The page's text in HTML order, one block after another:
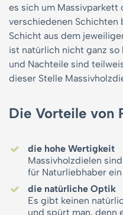
es sich um Massivparkett
verschiedenen
Schicht aus dem
ist natürlich nicht ganz
und Nachteile sind
dieser Stelle
Die Vorteile von
die hohe Wertigkeit
Massivholzdielen
für Naturliebhaber
die natürliche Optik
Es gibt keinen
und spürt man, denn